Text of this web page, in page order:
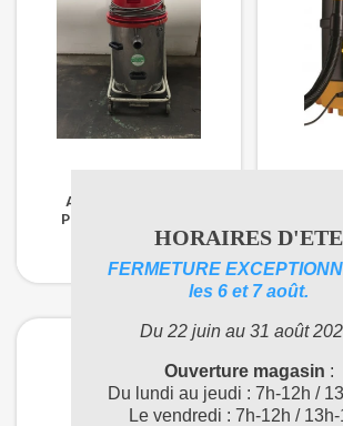
Aspirateur Eau Et
Poussière SM45, 50
Litres B1HORAIRES D'ETE
FERMETURE
les 6 et 7 août.
Du 22 juin au 31 août
Ouverture magasin :
Du lundi au jeudi : 7h-12h /
Le vendredi : 7h-12h /